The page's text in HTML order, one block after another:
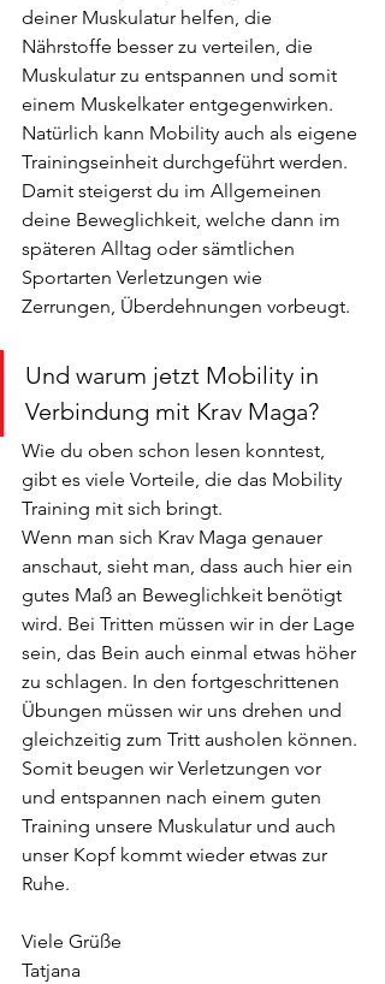
deiner Muskulatur helfen, die
Nährstoffe besser zu verteilen, die
Muskulatur zu entspannen und somit
einem Muskelkater entgegenwirken.
Natürlich kann Mobility auch als eigene
Trainingseinheit durchgeführt werden.
Damit steigerst du im Allgemeinen
deine Beweglichkeit, welche dann im
späteren Alltag oder sämtlichen
Sportarten Verletzungen wie
Zerrungen, Überdehnungen vorbeugt.
Und warum jetzt Mobility in
Verbindung mit Krav Maga?
Wie du oben schon lesen konntest,
gibt es viele Vorteile, die das Mobility
Training mit sich bringt.
Wenn man sich Krav Maga genauer
anschaut, sieht man, dass auch hier ein
gutes Maß an Beweglichkeit benötigt
wird. Bei Tritten müssen wir in der Lage
sein, das Bein auch einmal etwas höher
zu schlagen. In den fortgeschrittenen
Übungen müssen wir uns drehen und
gleichzeitig zum Tritt ausholen können.
Somit beugen wir Verletzungen vor
und entspannen nach einem guten
Training unsere Muskulatur und auch
unser Kopf kommt wieder etwas zur
Ruhe.
Viele Grüße
Tatjana